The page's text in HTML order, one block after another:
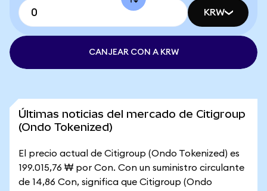
KRW
CANJEAR CON A KRW
Últimas noticias del mercado de Citigroup
(Ondo Tokenized)
El precio actual de Citigroup (Ondo Tokenized) es
199.015,76 ₩ por Con. Con un suministro circulante
de 14,86 Con, significa que Citigroup (Ondo